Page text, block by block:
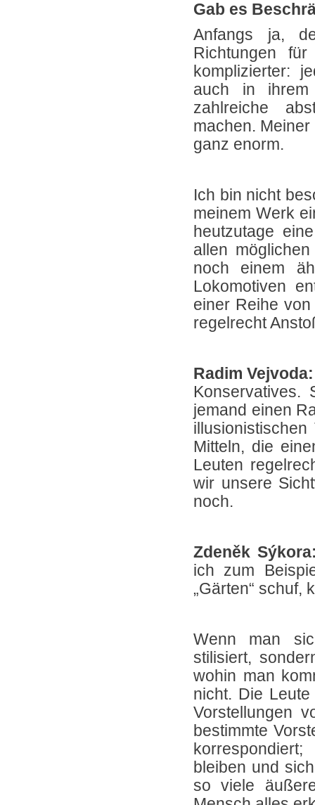
Gab es
Anfangs ja,
Richtungen
komplizierter:
auch in
zahlreiche
machen.
ganz enorm.
Ich bin nicht
meinem Werk
heutzutage
allen
noch einem
Lokomotiven
einer Reihe
regelrecht
Radim Vejvoda:
Konservatives.
jemand einen
Mitteln, die
Leuten
wir unsere
noch.
Zdeněk
ich zum
„Gärten“ schuf,
Wenn man
stilisiert,
wohin man
nicht. Die
Vorstellungen
bestimmte
bleiben und
so viele